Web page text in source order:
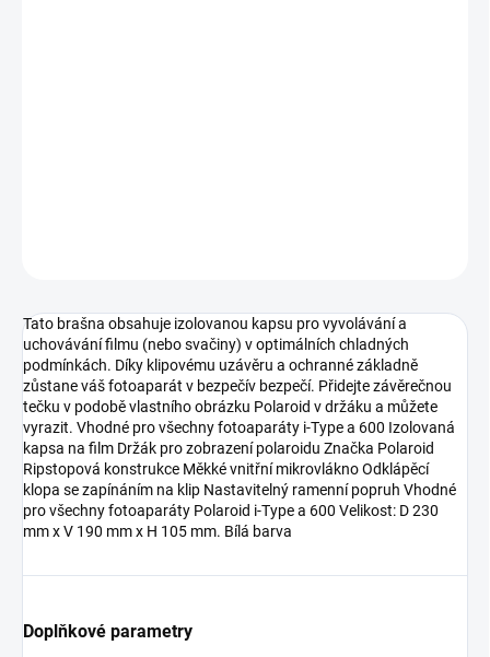
Tato brašna obsahuje izolovanou kapsu pro vyvolávání a
uchovávání filmu (nebo svačiny) v optimálních chladných
podmínkách. Díky klipovému uzávěru a ochranné základně
zůstane váš fotoaparát v bezpečív bezpečí. Přidejte závěrečnou
tečku v podobě vlastního obrázku Polaroid v držáku a můžete
vyrazit. Vhodné pro všechny fotoaparáty i-Type a 600 Izolovaná
kapsa na film Držák pro zobrazení polaroidu Značka Polaroid
Ripstopová konstrukce Měkké vnitřní mikrovlákno Odklápěcí
klopa se zapínáním na klip Nastavitelný ramenní popruh Vhodné
pro všechny fotoaparáty Polaroid i-Type a 600 Velikost: D 230
mm x V 190 mm x H 105 mm. Bílá barva
Doplňkové parametry